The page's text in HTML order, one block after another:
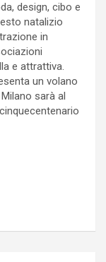
design, cibo e
natalizio
in
e attrattiva.
un volano
sarà al